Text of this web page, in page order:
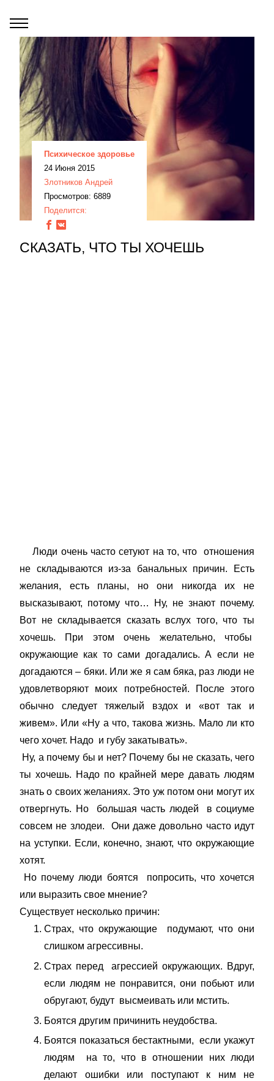
Психическое здоровье
24 Июня 2015
Злотников Андрей
Просмотров: 6889
Поделится:
СКАЗАТЬ, ЧТО ТЫ ХОЧЕШЬ
Люди очень часто сетуют на то, что отношения
не складываются из-за банальных причин. Есть
желания, есть планы, но они никогда их не
высказывают, потому что… Ну, не знают почему.
Вот не складывается сказать вслух того, что ты
хочешь. При этом очень желательно, чтобы
окружающие как то сами догадались. А если не
догадаются – бяки. Или же я сам бяка, раз люди не
удовлетворяют моих потребностей. После этого
обычно следует тяжелый вздох и «вот так и
живем». Или «Ну а что, такова жизнь. Мало ли кто
чего хочет. Надо и губу закатывать».
Ну, а почему бы и нет? Почему бы не сказать, чего
ты хочешь. Надо по крайней мере давать людям
знать о своих желаниях. Это уж потом они могут их
отвергнуть. Но большая часть людей в социуме
совсем не злодеи. Они даже довольно часто идут
на уступки. Если, конечно, знают, что окружающие
хотят.
Но почему люди боятся попросить, что хочется
или выразить свое мнение?
Существует несколько причин:
Страх, что окружающие подумают, что они
слишком агрессивны.
Страх перед агрессией окружающих. Вдруг,
если людям не понравится, они побьют или
обругают, будут высмеивать или мстить.
Боятся другим причинить неудобства.
Боятся показаться бестактными, если укажут
людям на то, что в отношении них люди
делают ошибки или поступают к ним не